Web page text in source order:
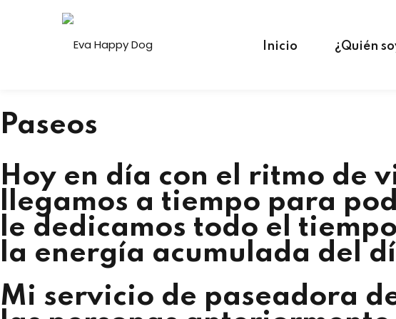
Inicio ¿Quién
Paseos
Hoy en día con el ritmo de
llegamos a tiempo para
le dedicamos todo el
la energía acumulada del
Mi servicio de paseadora